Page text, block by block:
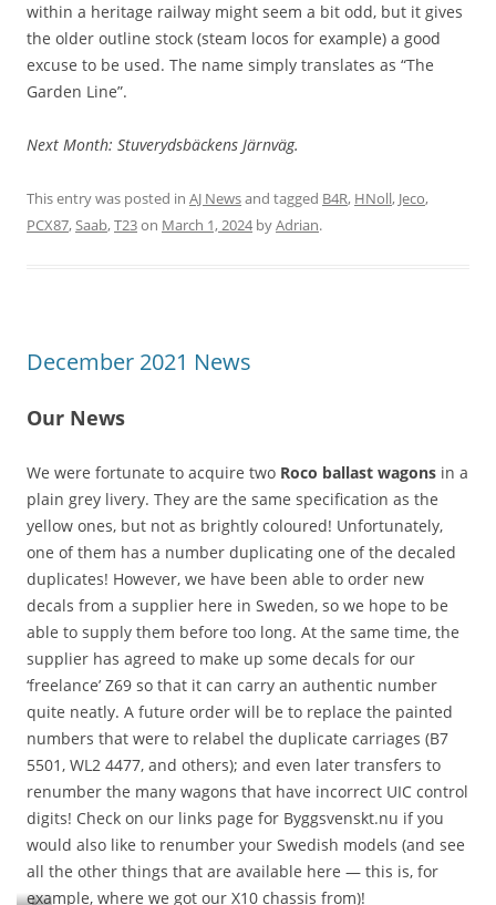
within a heritage railway might seem a bit odd, but it gives
the older outline stock (steam locos for example) a good
excuse to be used. The name simply translates as “The
Garden Line”.
Next Month: Stuverydsbäckens Järnväg.
This entry was posted in AJ Newsand tagged B4R, HNoll, Jeco,
PCX87,Saab,T23on March 1, 2024 byAdrian.
December 2021 News
Our News
We were fortunate to acquire two Roco ballast wagons in a
plain grey livery. They are the same specification as the
yellow ones, but not as brightly coloured! Unfortunately,
one of them has a number duplicating one of the decaled
duplicates! However, we have been able to order new
decals from a supplier here in Sweden, so we hope to be
able to supply them before too long. At the same time, the
supplier has agreed to make up some decals for our
‘freelance’ Z69 so that it can carry an authentic number
quite neatly. A future order will be to replace the painted
numbers that were to relabel the duplicate carriages (B7
5501, WL2 4477, and others); and even later transfers to
renumber the many wagons that have incorrect UIC control
digits! Check on our links page for Byggsvenskt.nu if you
would also like to renumber your Swedish models (and see
all the other things that are available here — this is, for
example, where we got our X10 chassis from)!